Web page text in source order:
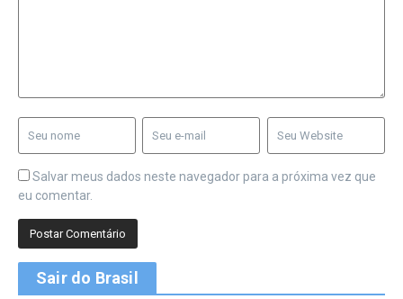
Salvar meus dados neste navegador para a próxima vez que
eu comentar.
Sair do Brasil